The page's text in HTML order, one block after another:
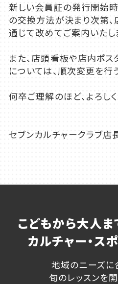
新しい会員証の発行開始
の交換方法が決まり次第
通じて改めてご案内いたし
また、店頭看板や店内ポス
については、順次変更を行
何卒ご理解のほど、よろし
セブンカルチャークラブ店
こどもから大人
カルチャー・ス
地域のニーズに
旬のレッスンを